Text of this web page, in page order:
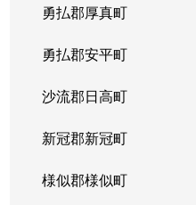
勇払郡厚真町
勇払郡安平町
沙流郡日高町
新冠郡新冠町
様似郡様似町